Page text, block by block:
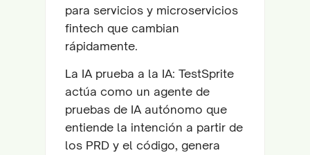
para servicios y microservicios
fintech que cambian
rápidamente.
La IA prueba a la IA: TestSprite
actúa como un agente de
pruebas de IA autónomo que
entiende la intención a partir de
los PRD y el código, genera